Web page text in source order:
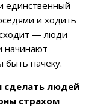
единственный
и ходить
— люди
начинают
быть начеку.
сделать людей
страхом